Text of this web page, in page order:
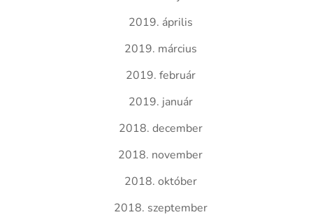
2019. április
2019. március
2019. február
2019. január
2018. december
2018. november
2018. október
2018. szeptember